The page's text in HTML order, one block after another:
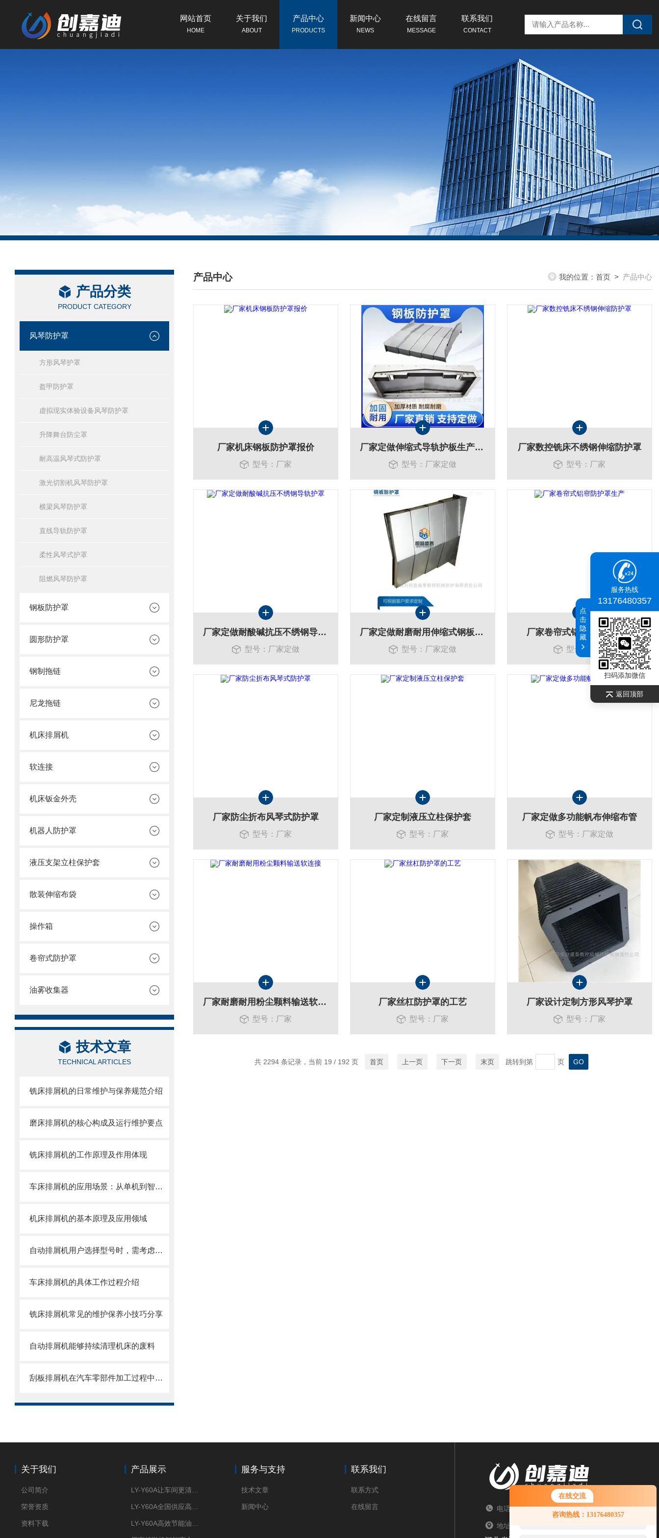
在线交流
咨询热线：13176480357
您好！欢迎前来咨询，很高兴为您
服务，请问您要咨询什么问题呢？
网站首页
HOME
关于我们
ABOUT
产品中心
PRODUCTS
新闻中心
NEWS
在线留言
MESSAGE
联系我们
CONTACT
产品分类
PRODUCT CATEGORY
风琴防护罩
方形风琴护罩
盔甲防护罩
虚拟现实体验设备风琴防护罩
升降舞台防尘罩
耐高温风琴式防护罩
激光切割机风琴防护罩
横梁风琴防护罩
直线导轨防护罩
柔性风琴式护罩
阻燃风琴防护罩
钢板防护罩
圆形防护罩
钢制拖链
尼龙拖链
机床排屑机
软连接
机床钣金外壳
机器人防护罩
液压支架立柱保护套
散装伸缩布袋
操作箱
卷帘式防护罩
油雾收集器
技术文章
TECHNICAL ARTICLES
铣床排屑机的日常维护与保养规范介绍
磨床排屑机的核心构成及运行维护要点
铣床排屑机的工作原理及作用体现
车床排屑机的应用场景：从单机到智能产线
机床排屑机的基本原理及应用领域
自动排屑机用户选择型号时，需考虑哪些事项？
车床排屑机的具体工作过程介绍
铣床排屑机常见的维护保养小技巧分享
自动排屑机能够持续清理机床的废料
刮板排屑机在汽车零部件加工过程中的作用
产品中心
/ PRODUCTS CENTER
我的位置： 首页 > 产品中心
厂家机床钢板防护罩报价
型号：厂家
厂家定做伸缩式导轨护板生产维修
型号：厂家定做
厂家数控铣床不绣钢伸缩防护罩
型号：厂家
厂家定做耐酸碱抗压不绣钢导轨护罩
型号：厂家定做
厂家定做耐磨耐用伸缩式钢板防护罩
型号：厂家定做
厂家卷帘式铝帘防护罩生产
型号：厂家
厂家防尘折布风琴式防护罩
型号：厂家
厂家定制液压立柱保护套
型号：厂家
厂家定做多功能帆布伸缩布管
型号：厂家定做
厂家耐磨耐用粉尘颗料输送软连接
型号：厂家
厂家丝杠防护罩的工艺
型号：厂家
厂家设计定制方形风琴护罩
型号：厂家
共 2294 条记录，当前 19 / 192 页 首页 上一页 下一页 末页 跳转到第 页
关于我们
公司简介
荣誉资质
资料下载
产品展示 服务与支持
技术文章
新闻中心
联系我们
联系方式
在线留言 电话：TEL
地址：ADDRESS
服务热线
13176480357
扫码添加微信
返回顶部
点
击
隐
藏